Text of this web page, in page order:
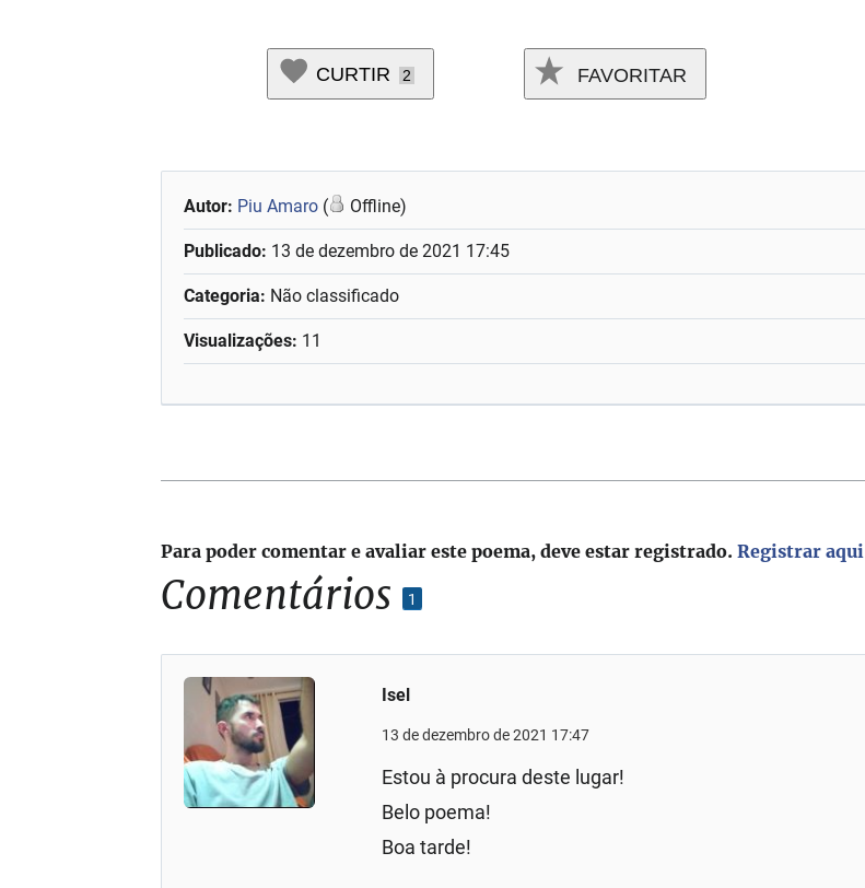
CURTIR 2 FAVORITAR
Autor: Piu Amaro ( Offline)
Publicado: 13 de dezembro de 2021 17:45
Categoria: Não classificado
Visualizações: 11
Comentários 1
Isel
13 de dezembro de 2021 17:47
Estou à procura deste lugar!
Belo poema!
Boa tarde!
Para poder comentar e avaliar este poema, deve estar registrado.Registrar aqui